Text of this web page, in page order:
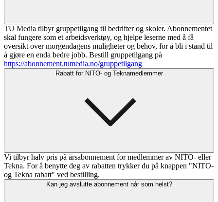
TU Media tilbyr gruppetilgang til bedrifter og skoler. Abonnementet
skal fungere som et arbeidsverktøy, og hjelpe leserne med å få
oversikt over morgendagens muligheter og behov, for å bli i stand til
å gjøre en enda bedre jobb. Bestill gruppetilgang på
https://abonnement.tumedia.no/gruppetilgang
Rabatt for NITO- og Teknamedlemmer
Vi tilbyr halv pris på årsabonnement for medlemmer av NITO- eller
Tekna. For å benytte deg av rabatten trykker du på knappen "NITO-
og Tekna rabatt" ved bestilling.
Kan jeg avslutte abonnement når som helst?